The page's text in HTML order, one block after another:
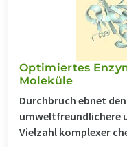
Optimiertes
Moleküle
Durchbruch ebnet
umweltfreundlichere
Vielzahl komplexer